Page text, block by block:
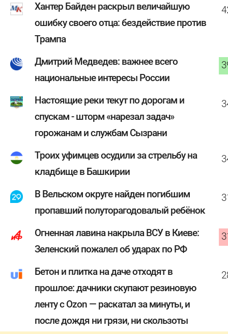
Хантер Байден раскрыл величайшую
ошибку своего отца: бездействие против
Трампа
Дмитрий Медведев: важнее всего
национальные интересы России
Настоящие реки текут по дорогам и
спускам - шторм «нарезал задач»
горожанам и службам Сызрани
Троих уфимцев осудили за стрельбу на
кладбище в Башкирии
В Вельском округе найден погибшим
пропавший полуторагодовалый ребёнок
Огненная лавина накрыла ВСУ в Киеве:
Зеленский пожалел об ударах по РФ
Бетон и плитка на даче отходят в
прошлое: дачники скупают резиновую
ленту с Ozon — раскатал за минуты, и
после дождя ни грязи, ни скользоты